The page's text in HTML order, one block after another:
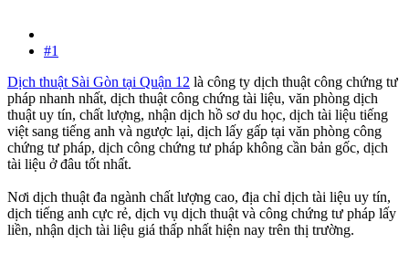
#1
Dịch thuật Sài Gòn tại Quận 12 là công ty dịch thuật công chứng tư
pháp nhanh nhất, dịch thuật công chứng tài liệu, văn phòng dịch
thuật uy tín, chất lượng, nhận dịch hồ sơ du học, dịch tài liệu tiếng
việt sang tiếng anh và ngược lại, dịch lấy gấp tại văn phòng công
chứng tư pháp, dịch công chứng tư pháp không cần bản gốc, dịch
tài liệu ở đâu tốt nhất.
Nơi dịch thuật đa ngành chất lượng cao, địa chỉ dịch tài liệu uy tín,
dịch tiếng anh cực rẻ, dịch vụ dịch thuật và công chứng tư pháp lấy
liền, nhận dịch tài liệu giá thấp nhất hiện nay trên thị trường.